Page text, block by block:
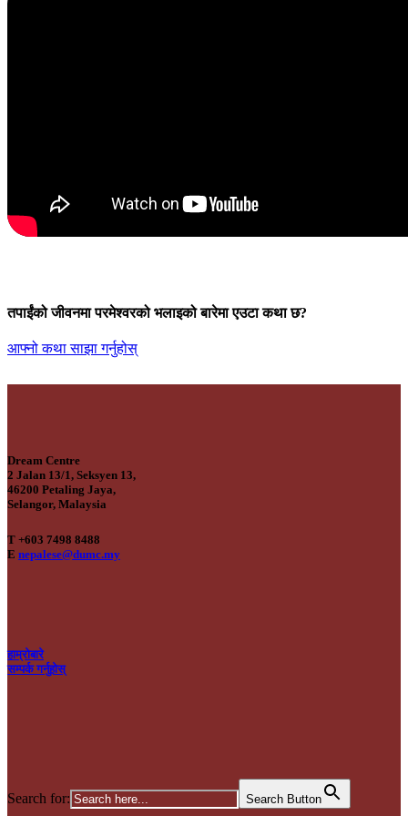
तपाईंको जीवनमा परमेश्वरको भलाइको बारेमा एउटा कथा छ?
आफ्नो कथा साझा गर्नुहोस्
Dream Centre
2 Jalan 13/1, Seksyen 13,
46200 Petaling Jaya,
Selangor, Malaysia
T +603 7498 8488
E nepalese@dumc.my
हाम्रोबारे
सम्पर्क गर्नुहोस्
Search for: Search Button